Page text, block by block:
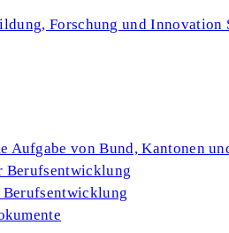
Forschung und Innovation
Aufgabe von Bund, Kantonen
Berufsentwicklung
Berufsentwicklung